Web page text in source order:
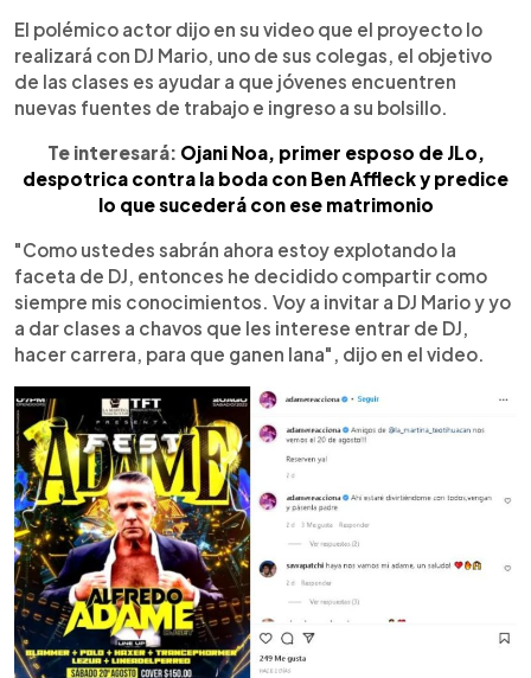
El polémico actor dijo en su video que el proyecto lo
realizará con DJ Mario, uno de sus colegas, el objetivo
de las clases es ayudar a que jóvenes encuentren
nuevas fuentes de trabajo e ingreso a su bolsillo.
Te interesará: Ojani Noa, primer esposo de JLo,
despotrica contra la boda con Ben Affleck y predice
lo que sucederá con ese matrimonio
"Como ustedes sabrán ahora estoy explotando la
faceta de DJ, entonces he decidido compartir como
siempre mis conocimientos. Voy a invitar a DJ Mario y yo
a dar clases a chavos que les interese entrar de DJ,
hacer carrera, para que ganen lana", dijo en el video.